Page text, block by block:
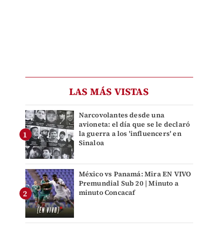
LAS MÁS VISTAS
Narcovolantes desde una
avioneta: el día que se le declaró
la guerra a los 'influencers' en
Sinaloa
México vs Panamá: Mira EN VIVO
Premundial Sub 20 | Minuto a
minuto Concacaf